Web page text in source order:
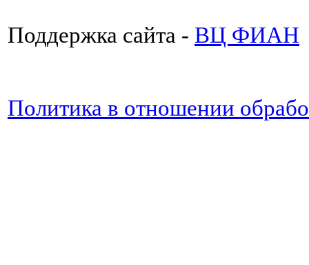
Поддержка сайта - ВЦ ФИАН
Политика в отношении